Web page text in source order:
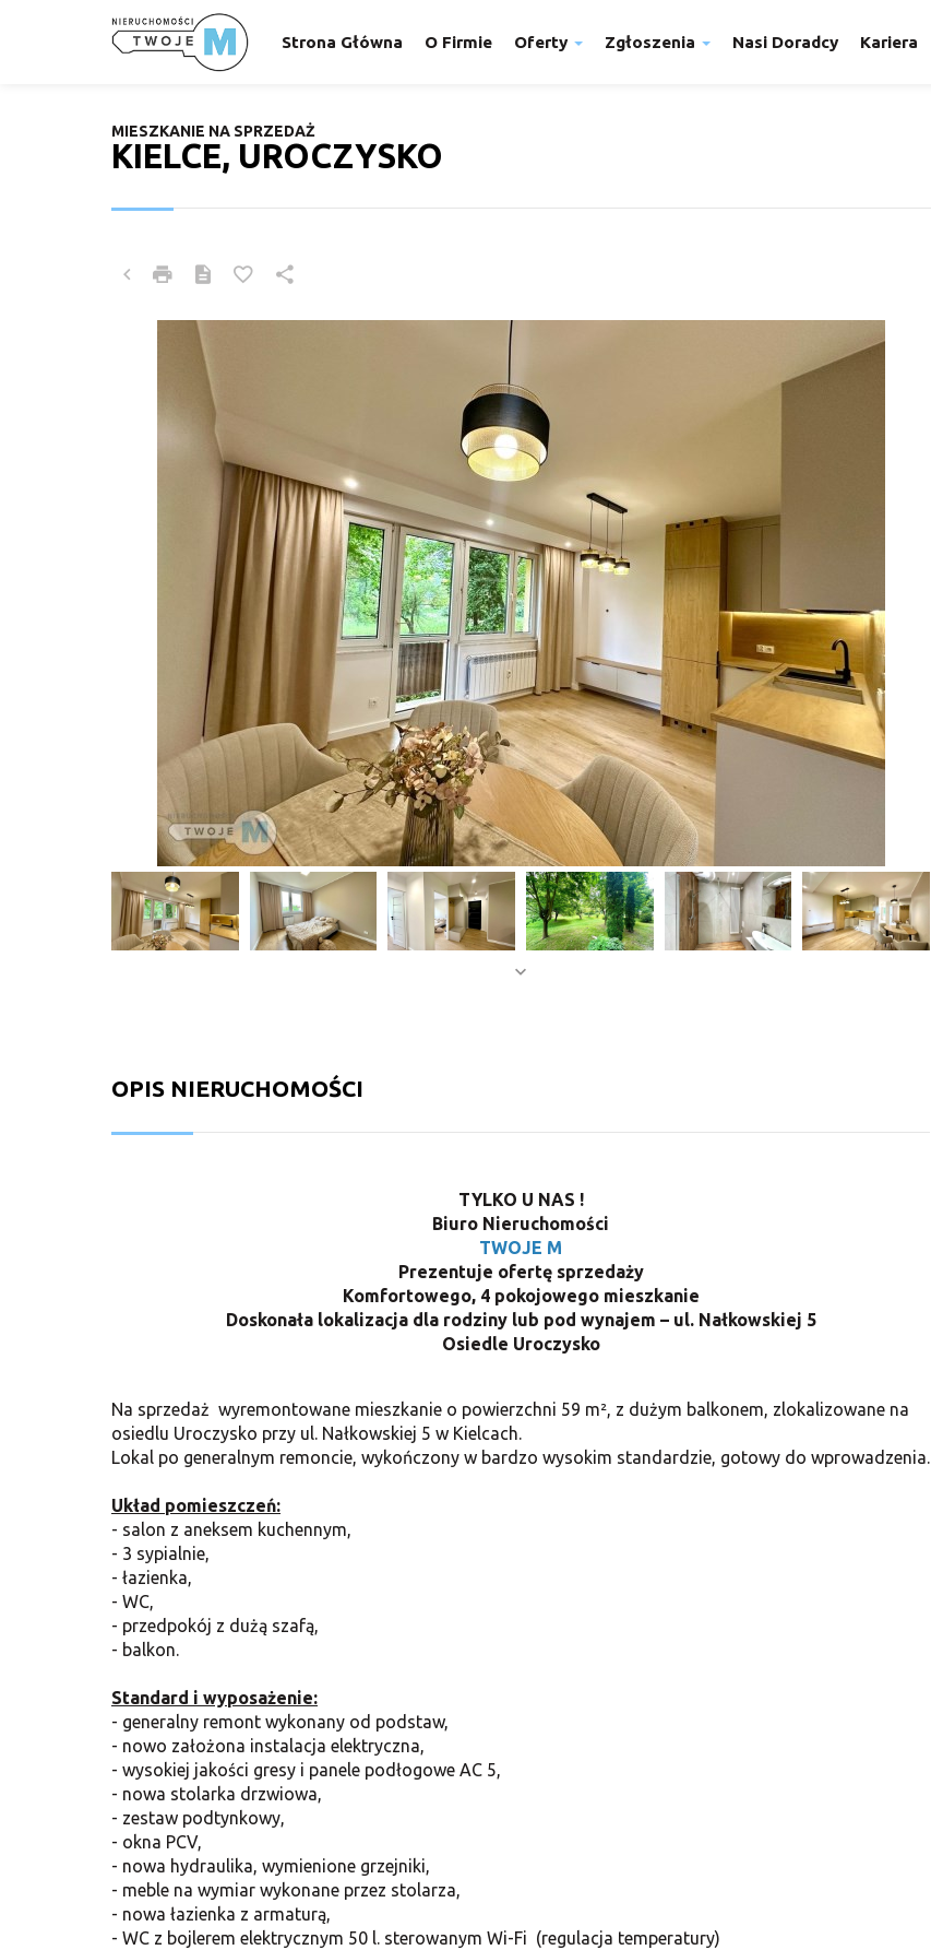
Strona Główna O Firmie Oferty Zgłoszenia Nasi Doradcy Kariera
KIELCE, UROCZYSKO
MIESZKANIE NA SPRZEDAŻ
OPIS NIERUCHOMOŚCI
TYLKO U NAS !
Biuro Nieruchomości
TWOJE M
Prezentuje ofertę sprzedaży
Komfortowego, 4 pokojowego mieszkanie
Doskonała lokalizacja dla rodziny lub pod wynajem – ul. Nałkowskiej 5
Osiedle Uroczysko
Na sprzedaż wyremontowane mieszkanie o powierzchni 59 m², z dużym balkonem, zlokalizowane na
osiedlu Uroczysko przy ul. Nałkowskiej 5 w Kielcach.
Lokal po generalnym remoncie, wykończony w bardzo wysokim standardzie, gotowy do wprowadzenia.
Układ pomieszczeń:
- salon z aneksem kuchennym,
- 3 sypialnie,
- łazienka,
- WC,
- przedpokój z dużą szafą,
- balkon.
Standard i wyposażenie:
- generalny remont wykonany od podstaw,
- nowo założona instalacja elektryczna,
- wysokiej jakości gresy i panele podłogowe AC 5,
- nowa stolarka drzwiowa,
- zestaw podtynkowy,
- okna PCV,
- nowa hydraulika, wymienione grzejniki,
- meble na wymiar wykonane przez stolarza,
- nowa łazienka z armaturą,
- WC z bojlerem elektrycznym 50 l. sterowanym Wi-Fi (regulacja temperatury)